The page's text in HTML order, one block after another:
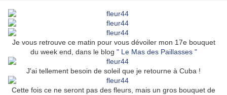
Je vous retrouve ce matin pour vous dévoiler mon 17e bouquet
du week end, dans le blog " Le Mas des Paillasses "
J'ai tellement besoin de soleil que je retourne à Cuba !
Cette fois ce ne seront pas des fleurs, mais un gros bouquet de